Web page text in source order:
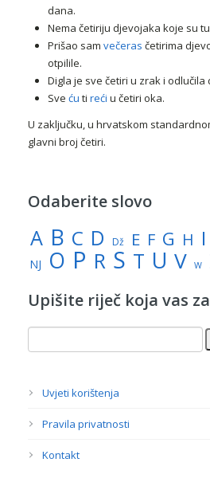
dana.
Nema četiriju djevojaka koje su tu
Prišao sam večeras četirima
otpilile.
Digla je sve četiri u zrak i odlučila
Sve ću ti reći u četiri oka.
U zaključku, u hrvatskom
glavni broj četiri.
Odaberite slovo
A B C D Dž E F G H I
NJ O P R S T U V W
Upišite riječ koja vas
Uvjeti korištenja
Pravila privatnosti
Kontakt